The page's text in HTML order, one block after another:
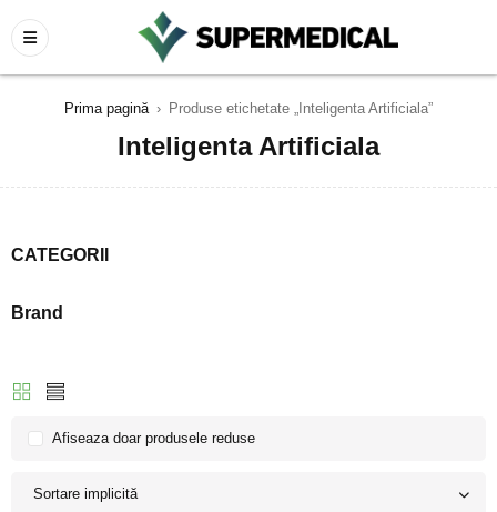
Prima pagină › Produse etichetate „Inteligenta Artificiala”
Inteligenta Artificiala
CATEGORII
Brand
Sortare implicită
Afiseaza doar produsele reduse